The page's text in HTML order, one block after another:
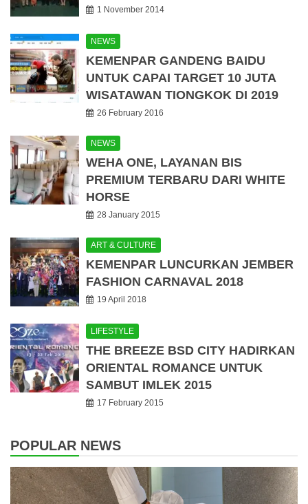
1 November 2014
NEWS
KEMENPAR GANDENG BAIDU
UNTUK CAPAI TARGET 10 JUTA
WISATAWAN TIONGKOK DI 2019
26 February 2016
NEWS
WEHA ONE, LAYANAN BIS
PREMIUM TERBARU DARI WHITE
HORSE
28 January 2015
ART & CULTURE
KEMENPAR LUNCURKAN JEMBER
FASHION CARNAVAL 2018
19 April 2018
LIFESTYLE
THE BREEZE BSD CITY HADIRKAN
ORIENTAL ROMANCE UNTUK
SAMBUT IMLEK 2015
17 February 2015
POPULAR NEWS